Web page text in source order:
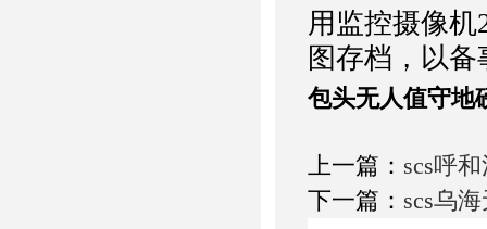
用监控摄像
图存档，以备
包头无人值守地
上一篇： scs呼
下一篇： scs乌